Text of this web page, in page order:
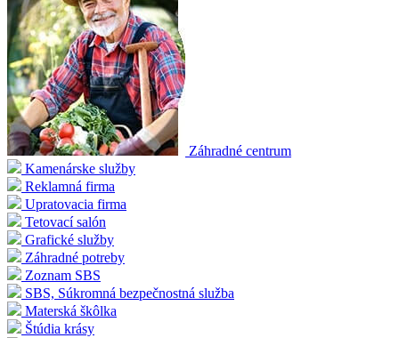
Záhradné centrum
Kamenárske služby
Reklamná firma
Upratovacia firma
Tetovací salón
Grafické služby
Záhradné potreby
Zoznam SBS
SBS, Súkromná bezpečnostná služba
Materská škôlka
Štúdia krásy